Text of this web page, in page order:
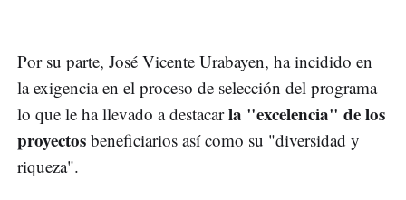
Por su parte, José Vicente Urabayen, ha incidido en
la exigencia en el proceso de selección del programa
lo que le ha llevado a destacarla "excelencia" de los
proyectos beneficiarios así como su "diversidad y
riqueza".